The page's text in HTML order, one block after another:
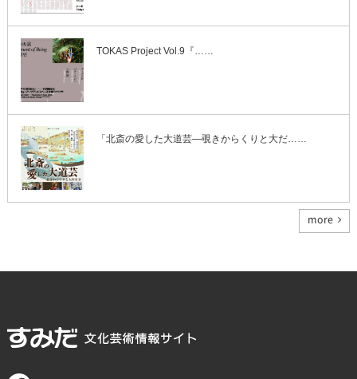
TOKAS Project Vol.9『……
「北斎の愛した大道芸―覗きからくりと大だ……
more